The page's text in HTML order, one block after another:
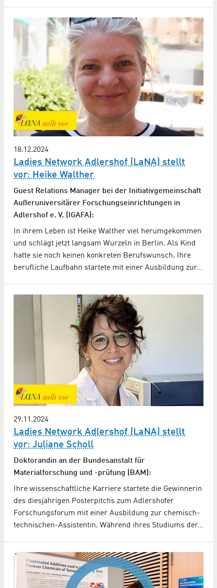
18.12.2024
Ladies Network Adlershof (LaNA) stellt
vor: Heike Walther
Guest Relations Manager bei der Initiativgemeinschaft
Außeruniversitärer Forschungseinrichtungen in
Adlershof e. V. (IGAFA):
In ihrem Leben ist Heike Walther viel herumgekommen
und schlägt jetzt langsam Wurzeln in Berlin. Als Kind
hatte sie noch keinen konkreten Berufswunsch. Ihre
berufliche Laufbahn startete mit einer Ausbildung zur…
29.11.2024
Ladies Network Adlershof (LaNA) stellt
vor: Juliane Scholl
Doktorandin an der Bundesanstalt für
Materialforschung und -prüfung (BAM):
Ihre wissenschaftliche Karriere startete die Gewinnerin
des diesjährigen Posterpitchs zum Adlershofer
Forschungsforum mit einer Ausbildung zur chemisch-
technischen-Assistentin. Während ihres Studiums der…